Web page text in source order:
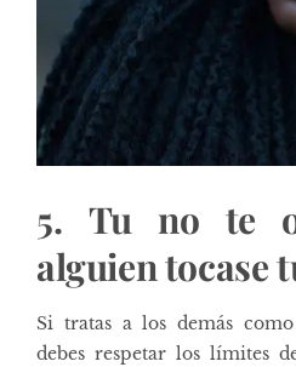
5. Tu no te
alguien tocase
Si tratas a los demás
debes respetar los límites